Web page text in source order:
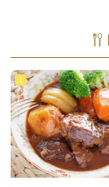
ゃ・ゴーヤ)
野菜料理(キャベ
菜・にら)
野菜料理(ズッキ